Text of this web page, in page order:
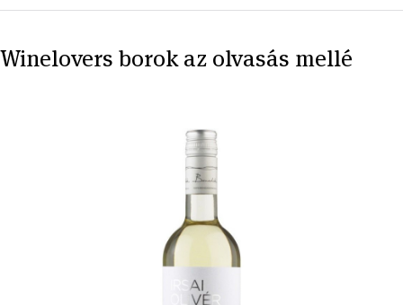
Winelovers borok az olvasás mellé